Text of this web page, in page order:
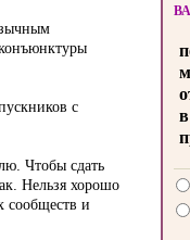
с
Чтобы сдать
Нельзя хорошо
сообществ и